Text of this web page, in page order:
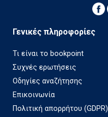
Γενικές πληροφορίες
Τι είναι το bookpoint
Συχνές ερωτήσεις
Οδηγίες αναζήτησης
Επικοινωνία
Πολιτική απορρήτου (GDPR)